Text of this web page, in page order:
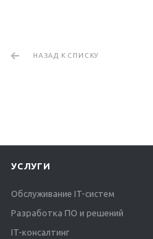
НАЗАД К СПИСКУ
УСЛУГИ
Обслуживание IT-систем
Разработка ПО и решений
IT-консалтинг